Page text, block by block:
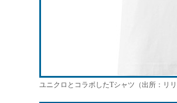
ユニクロとコラボしたTシャツ（出所：リ